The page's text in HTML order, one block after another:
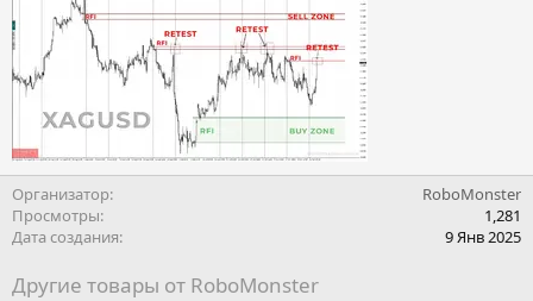
Организатор
RoboMonster
Просмотры
1,281
Дата создания
9 Янв 2025
Другие товары от RoboMonster